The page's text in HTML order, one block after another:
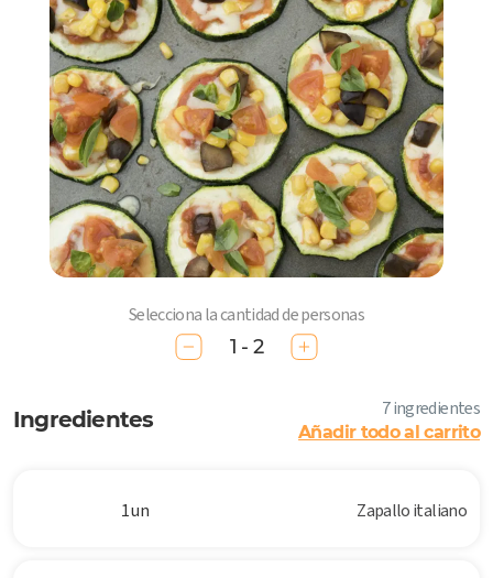
Selecciona la cantidad de personas
1 - 2
Ingredientes 7 ingredientes
Añadir todo al carrito
1 un Zapallo italiano